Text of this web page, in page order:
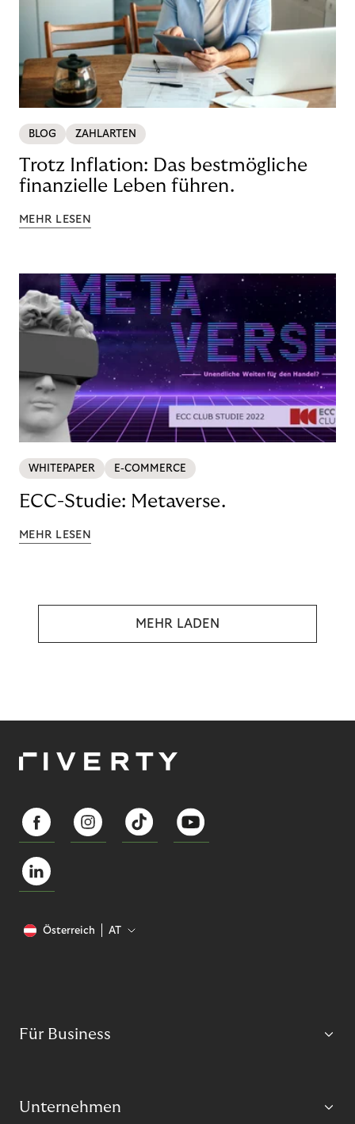
BLOG ZAHLARTEN
Trotz Inflation: Das bestmögliche
finanzielle Leben führen.
MEHR LESEN
WHITEPAPER E-COMMERCE
ECC-Studie: Metaverse.
MEHR LESEN
MEHR LADEN
Österreich AT
Für Business
Unternehmen